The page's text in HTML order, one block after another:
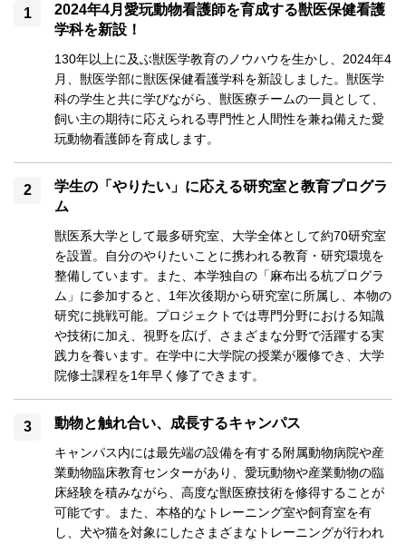
2024年4月愛玩動物看護師を育成する獣医保健看護
学科を新設！
130年以上に及ぶ獣医学教育のノウハウを生かし、2024年4
月、獣医学部に獣医保健看護学科を新設しました。獣医学
科の学生と共に学びながら、獣医療チームの一員として、
飼い主の期待に応えられる専門性と人間性を兼ね備えた愛
玩動物看護師を育成します。
学生の「やりたい」に応える研究室と教育プログラ
ム
獣医系大学として最多研究室、大学全体として約70研究室
を設置。自分のやりたいことに携われる教育・研究環境を
整備しています。また、本学独自の「麻布出る杭プログラ
ム」に参加すると、1年次後期から研究室に所属し、本物の
研究に挑戦可能。プロジェクトでは専門分野における知識
や技術に加え、視野を広げ、さまざまな分野で活躍する実
践力を養います。在学中に大学院の授業が履修でき、大学
院修士課程を1年早く修了できます。
動物と触れ合い、成長するキャンパス
キャンパス内には最先端の設備を有する附属動物病院や産
業動物臨床教育センターがあり、愛玩動物や産業動物の臨
床経験を積みながら、高度な獣医療技術を修得することが
可能です。また、本格的なトレーニング室や飼育室を有
し、犬や猫を対象にしたさまざまなトレーニングが行われ